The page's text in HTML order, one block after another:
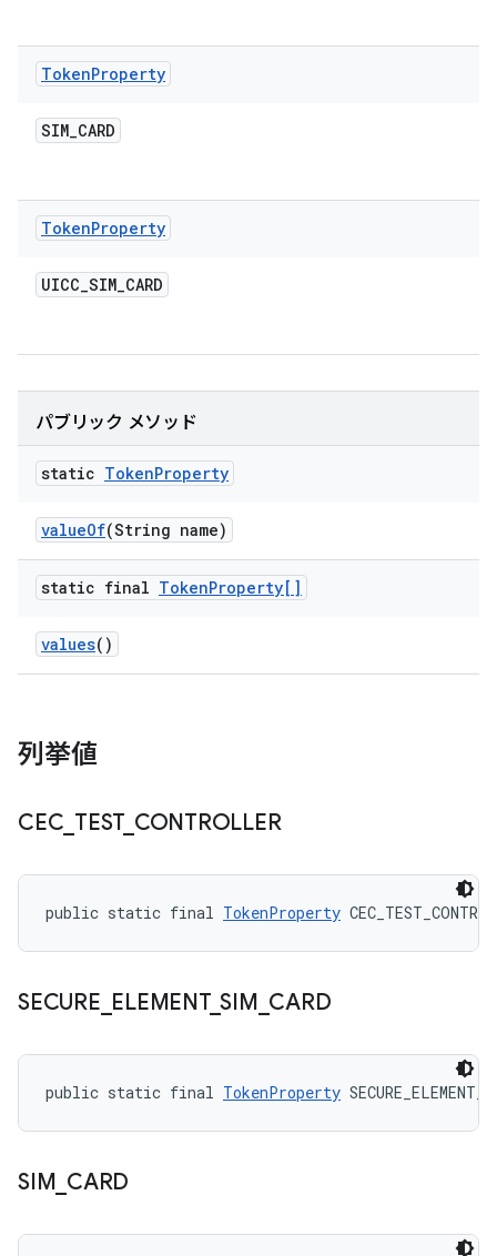
TokenProperty
SIM_CARD
TokenProperty
UICC_SIM_CARD
パブリック メソッド
static TokenProperty
valueOf(String name)
static final TokenProperty[]
values()
列挙値
CEC TEST_ CONTROLLER
public static final TokenProperty
SECURE ELEMENT_SIM CARD
public static final TokenProperty
SIM CARD